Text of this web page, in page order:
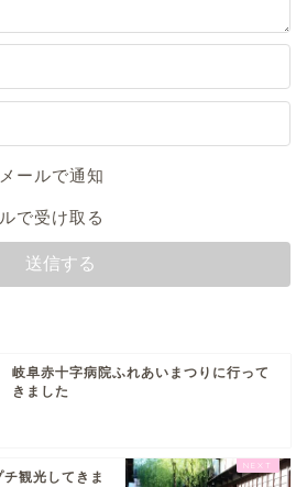
ールで通知
で受け取る
岐阜赤十字病院ふれあいまつりに行って
きました
観光してきま